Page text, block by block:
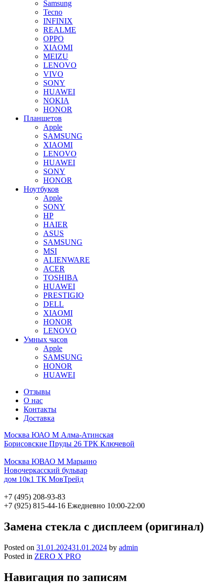
Samsung
Tecno
INFINIX
REALME
OPPO
XIAOMI
MEIZU
LENOVO
VIVO
SONY
HUAWEI
NOKIA
HONOR
Планшетов
Apple
SAMSUNG
XIAOMI
LENOVO
HUAWEI
SONY
HONOR
Ноутбуков
Apple
SONY
HP
HAIER
ASUS
SAMSUNG
MSI
ALIENWARE
ACER
TOSHIBA
HUAWEI
PRESTIGIO
DELL
XIAOMI
HONOR
LENOVO
Умных часов
Apple
SAMSUNG
HONOR
HUAWEI
Отзывы
О нас
Контакты
Доставка
Москва ЮАО М Алма-Атинская
Борисовские Пруды 26 ТРК Ключевой
Москва ЮВАО М Марьино
Новочеркасский бульвар
дом 10к1 ТК МовТрейд
+7 (495) 208-93-83
+7 (925) 815-44-16 Ежедневно 10:00-22:00
Замена стекла с дисплеем (оригинал)
Posted on 31.01.202431.01.2024 by admin
Posted in ZERO X PRO
Навигация по записям